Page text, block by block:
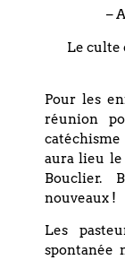
Eglise
4 rue du
67000
–
Le culte
Pour les
réunion
aura lieu le
Bouclier.
nouveaux !
Les
spontanée